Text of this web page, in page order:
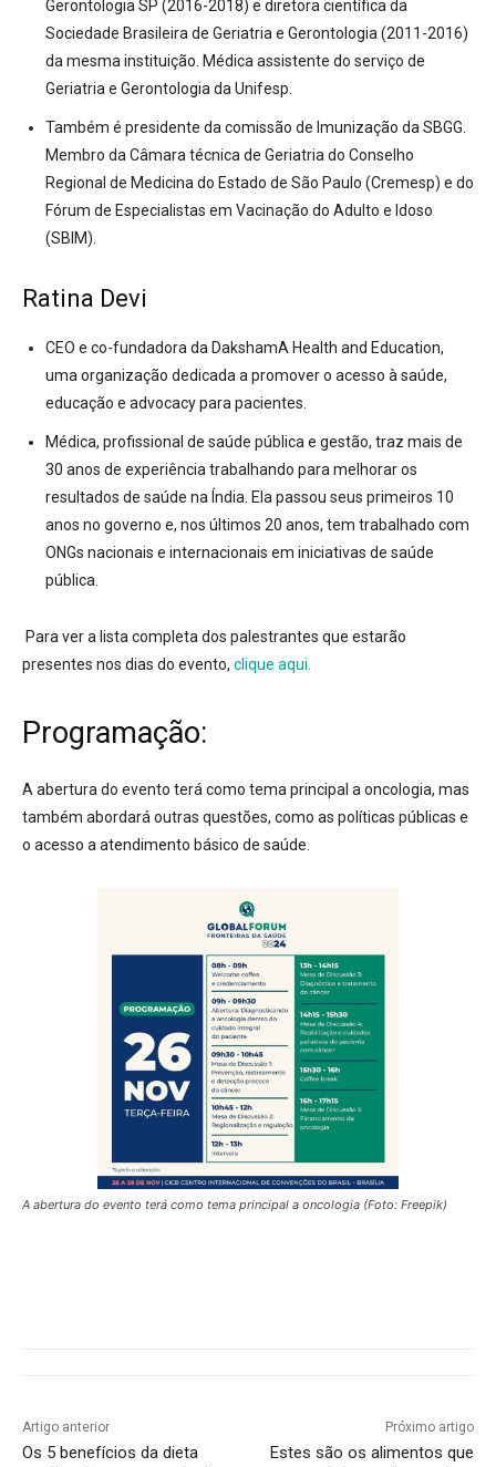
Gerontologia SP (2016-2018) e diretora científica da
Sociedade Brasileira de Geriatria e Gerontologia (2011-2016)
da mesma instituição. Médica assistente do serviço de
Geriatria e Gerontologia da Unifesp.
Também é presidente da comissão de Imunização da SBGG.
Membro da Câmara técnica de Geriatria do Conselho
Regional de Medicina do Estado de São Paulo (Cremesp) e do
Fórum de Especialistas em Vacinação do Adulto e Idoso
(SBIM).
Ratina Devi
CEO e co-fundadora da DakshamA Health and Education,
uma organização dedicada a promover o acesso à saúde,
educação e advocacy para pacientes.
Médica, profissional de saúde pública e gestão, traz mais de
30 anos de experiência trabalhando para melhorar os
resultados de saúde na Índia. Ela passou seus primeiros 10
anos no governo e, nos últimos 20 anos, tem trabalhado com
ONGs nacionais e internacionais em iniciativas de saúde
pública.
Para ver a lista completa dos palestrantes que estarão
presentes nos dias do evento, clique aqui.
Programação:
A abertura do evento terá como tema principal a oncologia, mas
também abordará outras questões, como as políticas públicas e
o acesso a atendimento básico de saúde.
A abertura do evento terá como tema principal a oncologia (Foto: Freepik)
Artigo anterior
Os 5 benefícios da dieta
Próximo artigo
Estes são os alimentos que